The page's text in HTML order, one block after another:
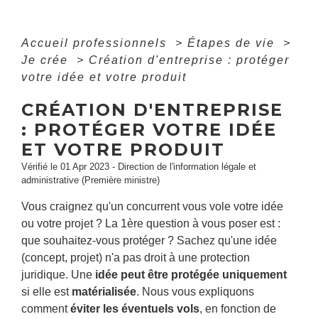
Accueil professionnels > Étapes de vie
>
Je crée
> Création d'entreprise : protéger
votre idée et votre produit
CRÉATION D'ENTREPRISE
: PROTÉGER VOTRE IDÉE
ET VOTRE PRODUIT
Vérifié le 01 Apr 2023 - Direction de l'information légale et
administrative (Première ministre)
Vous craignez qu'un concurrent vous vole votre idée
ou votre projet ? La 1ère question à vous poser est :
que souhaitez-vous protéger ? Sachez qu'une idée
(concept, projet) n'a pas droit à une protection
juridique. Une idée peut être protégée uniquement
si elle est matérialisée. Nous vous expliquons
commentéviter les éventuels vols, en fonction de